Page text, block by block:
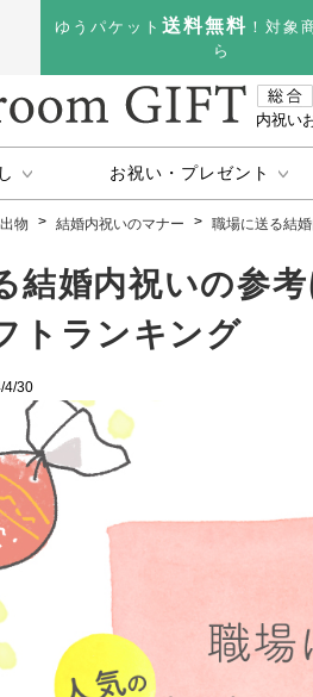
ゆうパケット 送料無料 ！対象
ら
内祝い
お祝い・プレゼント
物 結婚内祝いのマナー 職場に送る結
結婚内祝いの参
トランキング
4/30